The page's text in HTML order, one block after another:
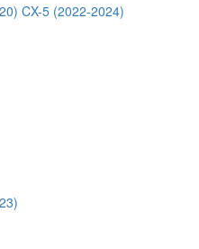
CX-5 (2022-2024)